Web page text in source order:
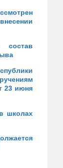
состав
23 июня
школах